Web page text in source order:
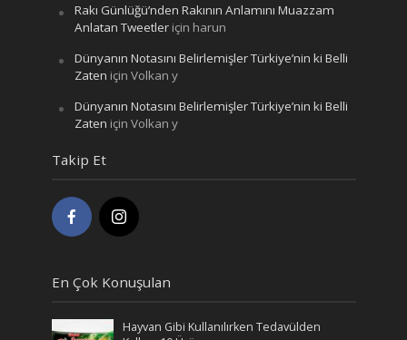
Rakı Günlüğü’nden Rakının Anlamını Muazzam
Anlatan Tweetleriçin harun
Dünyanın Notasını Belirlemişler Türkiye’nin ki Belli
Zaten için Volkan y
Dünyanın Notasını Belirlemişler Türkiye’nin ki Belli
Zaten için Volkan y
Takip Et
En Çok Konuşulan
Hayvan Gibi Kullanılırken Tedavülden